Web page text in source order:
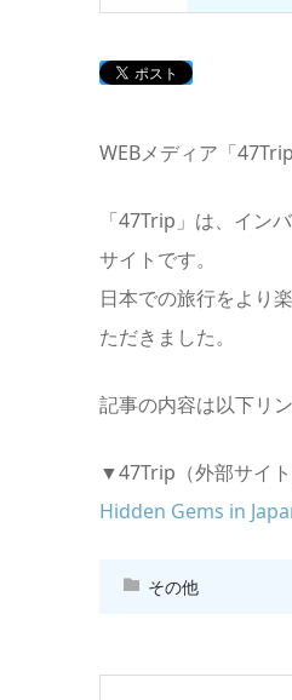
WEBメディア「
「47Trip」は、イン
サイトです。
日本での旅行をより
ただきました。
記事の内容は以下リ
▼47Trip（外部サイト
Hidden Gems in
その他